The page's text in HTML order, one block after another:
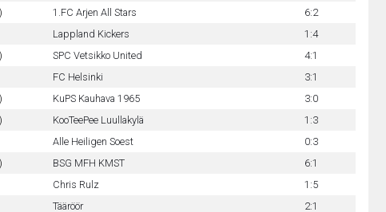
1.FC Arjen All Stars
6:2
Lappland Kickers
1:4
SPC Vetsikko United
4:1
FC Helsinki
3:1
KuPS Kauhava 1965
3:0
KooTeePee Luullakylä
1:3
Alle Heiligen Soest
0:3
BSG MFH KMST
6:1
Chris Rulz
1:5
Tääröör
2:1